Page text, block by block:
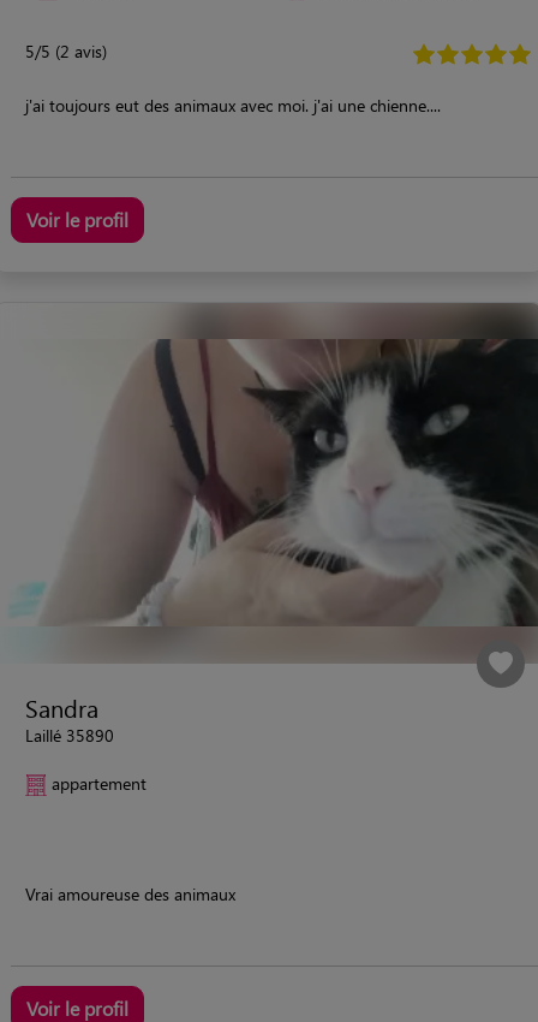
5/5 (2 avis)
j'ai toujours eut des animaux avec moi. j'ai une chienne....
Voir le profil
Sandra
Laillé 35890
appartement
Vrai amoureuse des animaux
Voir le profil